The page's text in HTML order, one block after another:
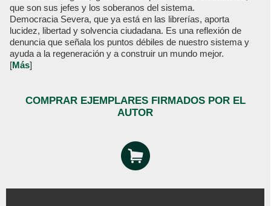
que son sus jefes y los soberanos del sistema.
Democracia Severa, que ya está en las librerías, aporta
lucidez, libertad y solvencia ciudadana. Es una reflexión de
denuncia que señala los puntos débiles de nuestro sistema y
ayuda a la regeneración y a construir un mundo mejor.
[Más]
COMPRAR EJEMPLARES FIRMADOS POR EL
AUTOR